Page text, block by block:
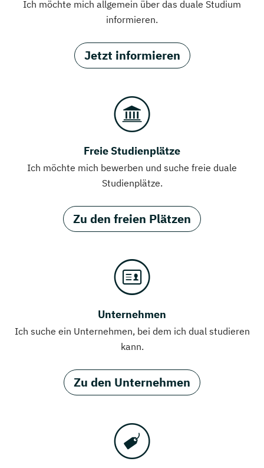
Ich möchte mich allgemein über das duale Studium
informieren.
Jetzt informieren
Freie Studienplätze
Ich möchte mich bewerben und suche freie duale
Studienplätze.
Zu den freien Plätzen
Unternehmen
Ich suche ein Unternehmen, bei dem ich dual studieren
kann.
Zu den Unternehmen